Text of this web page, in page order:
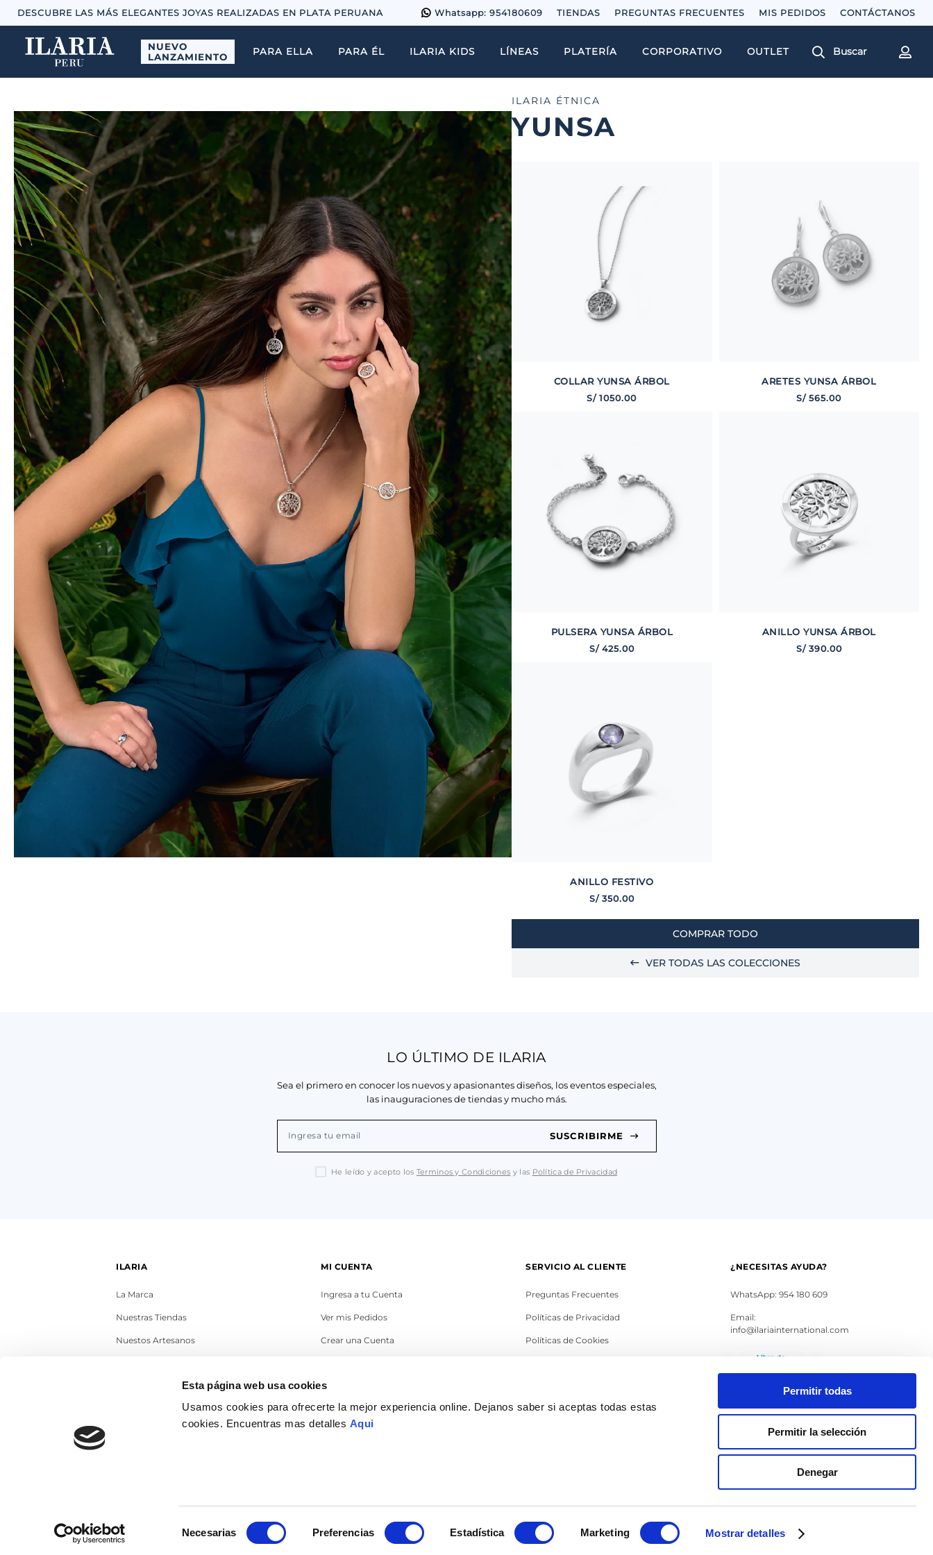
Esta página web usa cookies
Usamos cookies para ofrecerte la mejor experiencia online. Dejanos saber si aceptas todas estas
cookies. Encuentras mas detalles Aqui
Necesarias Preferencias Estadística Marketing Mostrar detalles
Permitir todas
Permitir la selección
Denegar
DESCUBRE LAS MÁS ELEGANTES JOYAS REALIZADAS EN PLATA PERUANA Whatsapp: 954180609 TIENDAS PREGUNTAS FRECUENTES MIS PEDIDOS
NUEVO
LANZAMIENTO
PARA ELLA PARA ÉL ILARIA KIDS LÍNEAS PLATERÍA CORPORATIVO OUTLET Buscar
ILARIA ÉTNICA
YUNSA
COLLAR YUNSA ÁRBOL
S/ 1050.00
ARETES YUNSA ÁRBOL
S/ 565.00
PULSERA YUNSA ÁRBOL
S/ 425.00
ANILLO YUNSA ÁRBOL
S/ 390.00
ANILLO FESTIVO
S/ 350.00
COMPRAR TODO
VER TODAS LAS COLECCIONES
LO ÚLTIMO DE ILARIA
Sea el primero en conocer los nuevos y apasionantes diseños, los eventos especiales,
las inauguraciones de tiendas y mucho más.
SUSCRIBIRME
He leído y acepto los Terminos y Condiciones y las Política de Privacidad
ILARIA
La Marca
Nuestras Tiendas
Nuestos Artesanos
Trabaja con nosotros
MI CUENTA
Ingresa a tu Cuenta
Ver mis Pedidos
Crear una Cuenta
SERVICIO AL CLIENTE
Preguntas Frecuentes
Políticas de Privacidad
Políticas de Cookies
Legales
¿NECESITAS AYUDA?
WhatsApp: 954 180 609
Email:
info@ilariainternational.com
© 2022 Ilaría Perú. Todos los derechos reservados
DISEÑO & DESARROLLO POR
ENOVA